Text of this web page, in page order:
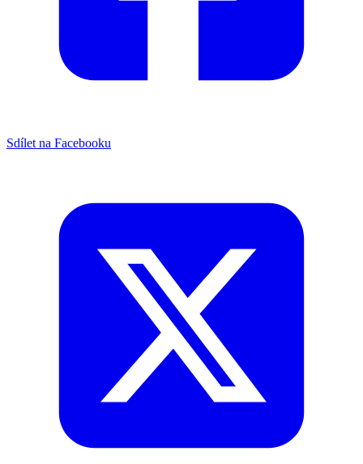
Sdílet na Facebooku